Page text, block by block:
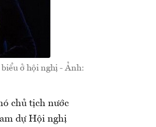
ở hội nghị - Ảnh:
chủ tịch nước
dự Hội nghị